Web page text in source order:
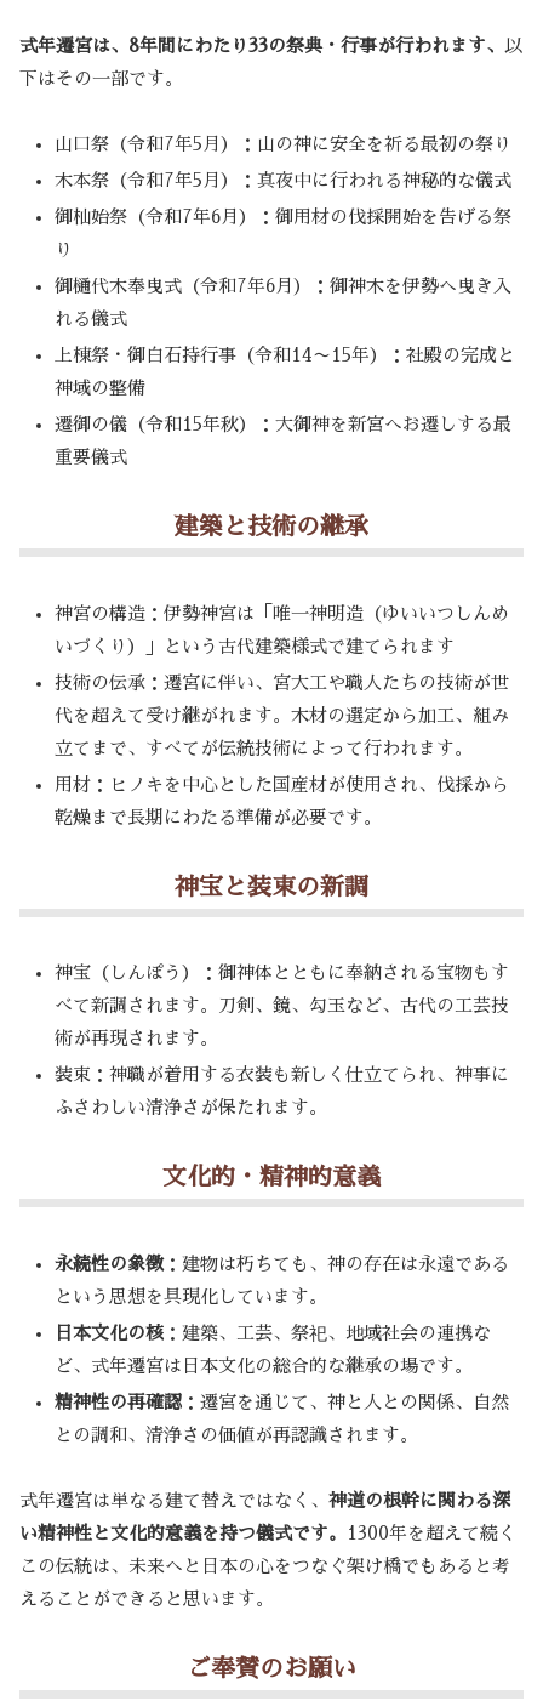
式年遷宮は、8年間にわたり33の祭典・行事が行われます、 以
下はその一部です。
山口祭（令和7年5月）：山の神に安全を祈る最初の祭り
木本祭（令和7年5月）：真夜中に行われる神秘的な儀式
御杣始祭（令和7年6月）：御用材の伐採開始を告げる祭
り
御樋代木奉曳式（令和7年6月）：御神木を伊勢へ曳き入
れる儀式
上棟祭・御白石持行事（令和14〜15年）：社殿の完成と
神域の整備
遷御の儀（令和15年秋）：大御神を新宮へお遷しする最
重要儀式
建築と技術の継承
神宮の構造：伊勢神宮は「唯一神明造（ゆいいつしんめ
いづくり）」という古代建築様式で建てられます
技術の伝承：遷宮に伴い、宮大工や職人たちの技術が世
代を超えて受け継がれます。木材の選定から加工、組み
立てまで、すべてが伝統技術によって行われます。
用材：ヒノキを中心とした国産材が使用され、伐採から
乾燥まで長期にわたる準備が必要です。
神宝と装束の新調
神宝（しんぽう）：御神体とともに奉納される宝物もす
べて新調されます。刀剣、鏡、勾玉など、古代の工芸技
術が再現されます。
装束：神職が着用する衣装も新しく仕立てられ、神事に
ふさわしい清浄さが保たれます。
文化的・精神的意義
永続性の象徴：建物は朽ちても、神の存在は永遠である
という思想を具現化しています。
日本文化の核 ：建築、工芸、祭祀、地域社会の連携な
ど、式年遷宮は日本文化の総合的な継承の場です。
精神性の再確認 ：遷宮を通じて、神と人との関係、自然
との調和、清浄さの価値が再認識されます。
式年遷宮は単なる建て替えではなく、 神道の根幹に関わる深
い精神性と文化的意義を持つ儀式です。
1300年を超えて続く
この伝統は、未来へと日本の心をつなぐ架け橋でもあると考
えることができると思います。
ご奉賛のお願い